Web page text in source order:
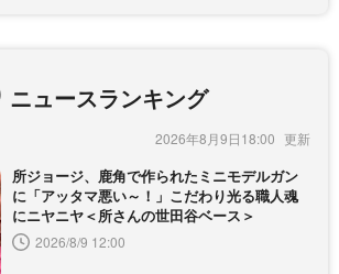
ニュースランキング
2026年8月9日18:00
所ジョージ、鹿角で作られたミニモデルガン
に「アッタマ悪い～！」こだわり光る職人魂
にニヤニヤ＜所さんの世田谷ベース＞
2026/8/9 12:00